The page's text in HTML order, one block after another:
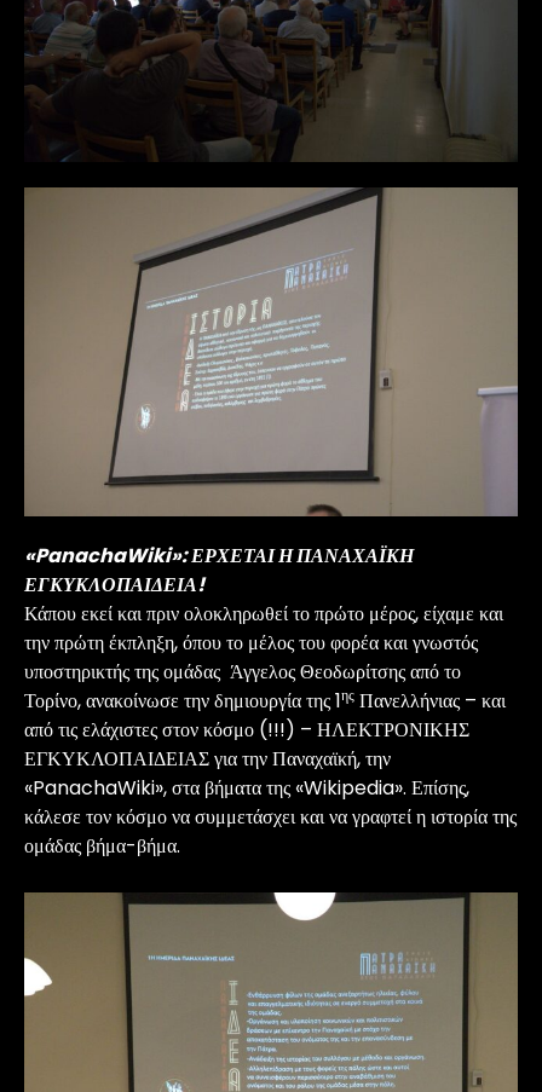
«PanachaWiki»: ΕΡΧΕΤΑΙ Η ΠΑΝΑΧΑΪΚΗ
ΕΓΚΥΚΛΟΠΑΙΔΕΙΑ!
Κάπου εκεί και πριν ολοκληρωθεί το πρώτο μέρος, είχαμε και
την πρώτη έκπληξη, όπου το μέλος του φορέα και γνωστός
υποστηρικτής της ομάδας Άγγελος Θεοδωρίτσης από το
Τορίνο, ανακοίνωσε την δημιουργία της 1ης Πανελλήνιας – και
από τις ελάχιστες στον κόσμο (!!!) – ΗΛΕΚΤΡΟΝΙΚΗΣ
ΕΓΚΥΚΛΟΠΑΙΔΕΙΑΣ για την Παναχαϊκή, την
«PanachaWiki», στα βήματα της «Wikipedia». Επίσης,
κάλεσε τον κόσμο να συμμετάσχει και να γραφτεί η ιστορία της
ομάδας βήμα-βήμα.